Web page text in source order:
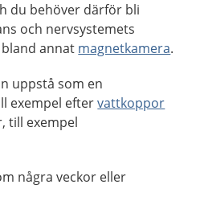
du behöver därför bli
och nervsystemets
annat magnetkamera.
uppstå som en
exempel eftervattkoppor
till exempel
några veckor eller